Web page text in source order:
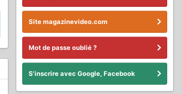
Site magazinevideo.com
Mot de passe oublié ?
S'inscrire avec Google, Facebook